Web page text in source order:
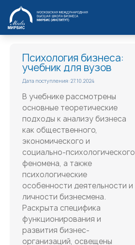
МИРБИС
Психология бизнеса:
учебник для вузов
Дата поступления: 27.10.2024
В учебнике рассмотрены
основные теоретические
подходы к анализу бизнеса
как общественного,
экономического и
социально-психологического
феномена, а также
психологические
особенности деятельности и
личности бизнесмена.
Раскрыта специфика
функционирования и
развития бизнес-
организаций, освещены